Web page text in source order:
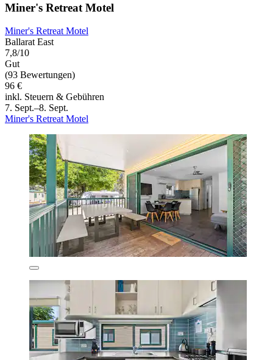
Miner's Retreat Motel
Miner's Retreat Motel
Ballarat East
7,8/10
Gut
(93 Bewertungen)
96 €
inkl. Steuern & Gebühren
7. Sept.–8. Sept.
Miner's Retreat Motel